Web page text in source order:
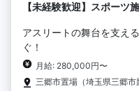
【未経験歓迎】スポーツ
アスリートの舞台を支え
ぐ！
月給: 280,000円〜
三郷市置場（埼玉県三郷